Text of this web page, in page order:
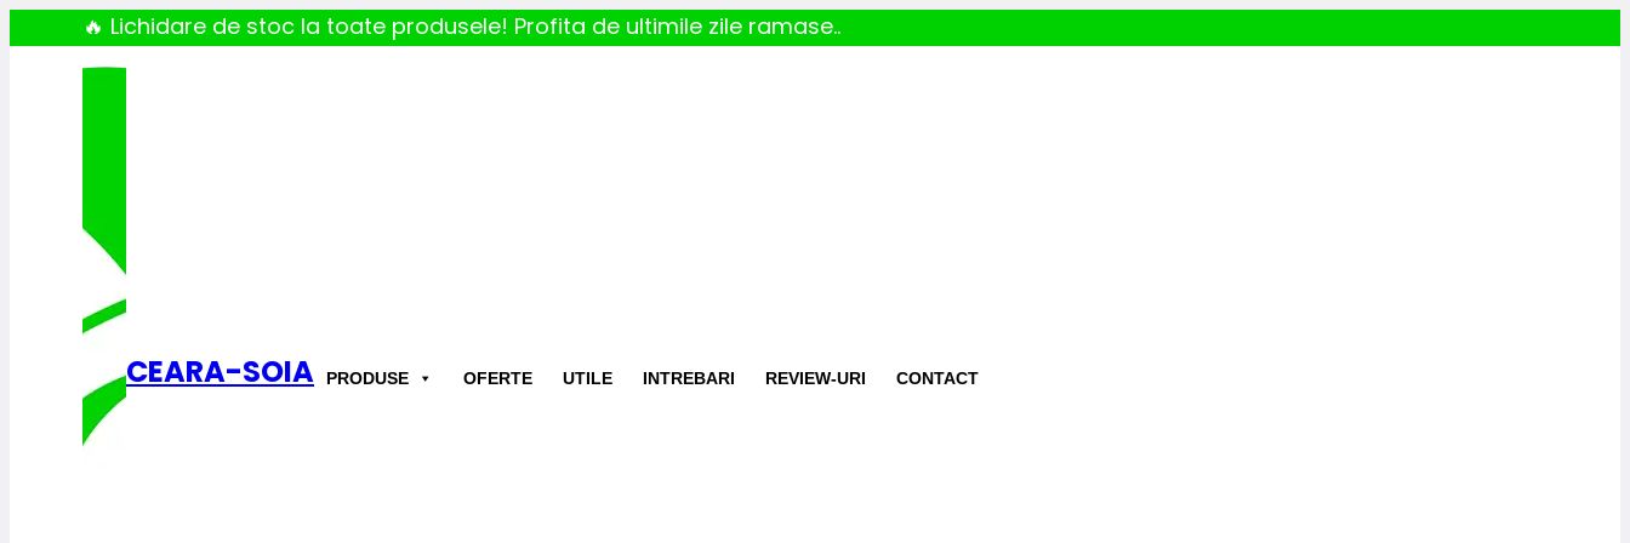
🔥 Lichidare de stoc la toate produsele! Profita de ultimile zile ramase..
CEARA-SOIA PRODUSE OFERTE UTILE INTREBARI REVIEW-URI CONTACT